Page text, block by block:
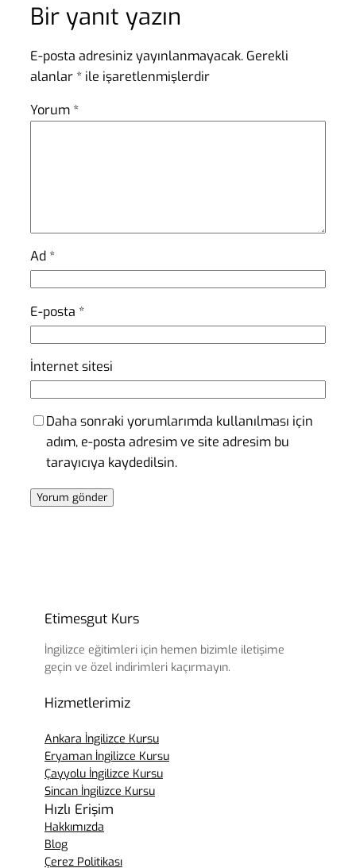
Bir yanıt yazın
E-posta adresiniz yayınlanmayacak. Gerekli
alanlar * ile işaretlenmişlerdir
Yorum *
Ad *
E-posta *
İnternet sitesi
Daha sonraki yorumlarımda kullanılması için
adım, e-posta adresim ve site adresim bu
tarayıcıya kaydedilsin.
Etimesgut Kurs
İngilizce eğitimleri için hemen bizimle iletişime
geçin ve özel indirimleri kaçırmayın.
Hizmetlerimiz
Ankara İngilizce Kursu
Eryaman İngilizce Kursu
Çayyolu İngilizce Kursu
Sincan İngilizce Kursu
Hızlı Erişim
Hakkımızda
Blog
Çerez Politikası